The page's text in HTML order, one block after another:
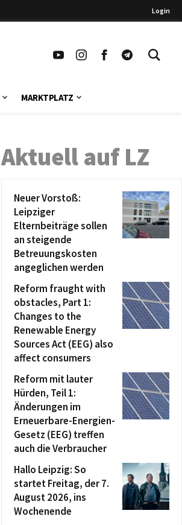
Login
MARKTPLATZ
Aktuell auf LZ
Neuer Vorstoß:
Leipziger
Elternbeiträge sollen
an steigende
Betreuungskosten
angeglichen werden
Reform fraught with
obstacles, Part 1:
Changes to the
Renewable Energy
Sources Act (EEG) also
affect consumers
Reform mit lauter
Hürden, Teil 1:
Änderungen im
Erneuerbare-Energien-
Gesetz (EEG) treffen
auch die Verbraucher
Hallo Leipzig: So
startet Freitag, der 7.
August 2026, ins
Wochenende